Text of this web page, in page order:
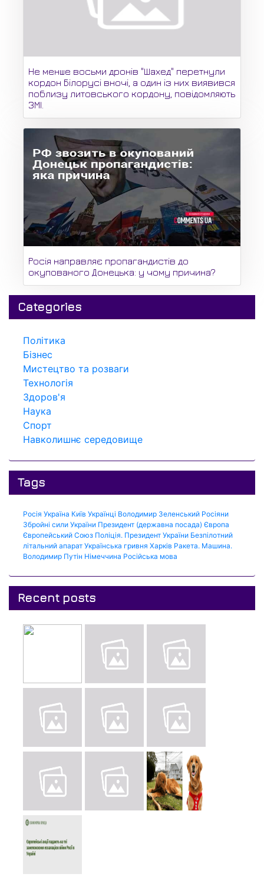
Не менше восьми дронів "Шахед" перетнули
кордон Білорусі вночі, а один із них виявився
поблизу литовського кордону, повідомляють
ЗМІ.
Росія направляє пропагандистів до
окупованого Донецька: у чому причина?
Categories
Політика
Бізнес
Мистецтво та розваги
Технологія
Здоров'я
Наука
Спорт
Навколишнє середовище
Tags
Росія Україна Київ Українці Володимир Зеленський Росіяни
Збройні сили України Президент (державна посада) Європа
Європейський Союз Поліція. Президент України Безпілотний
літальний апарат Українська гривня Харків Ракета. Машина.
Володимир Путін Німеччина Російська мова
Recent posts